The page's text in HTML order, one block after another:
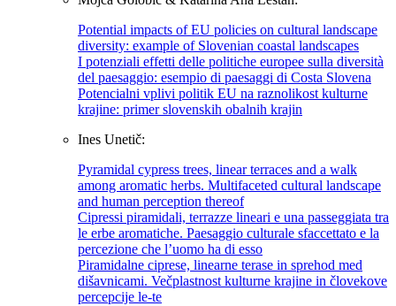
Potential impacts of EU policies on cultural landscape
diversity: example of Slovenian coastal landscapes
I potenziali effetti delle politiche europee sulla diversità
del paesaggio: esempio di paesaggi di Costa Slovena
Potencialni vplivi politik EU na raznolikost kulturne
krajine: primer slovenskih obalnih krajin
Ines Unetič:
Pyramidal cypress trees, linear terraces and a walk
among aromatic herbs. Multifaceted cultural landscape
and human perception thereof
Cipressi piramidali, terrazze lineari e una passeggiata tra
le erbe aromatiche. Paesaggio culturale sfaccettato e la
percezione che l’uomo ha di esso
Piramidalne ciprese, linearne terase in sprehod med
dišavnicami. Večplastnost kulturne krajine in človekove
percepcije le-te